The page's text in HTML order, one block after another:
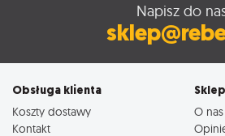
Napisz do
Obsługa klienta
Koszty dostawy
Kontakt
O nas